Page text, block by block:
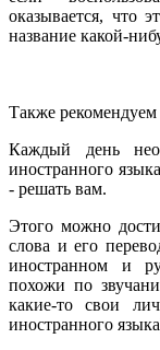
оказывается, что
название какой-
Также
Каждый день
иностранного
- решать вам.
Этого можно
слова и его
иностранном и
похожи по
какие-то свои
иностранного